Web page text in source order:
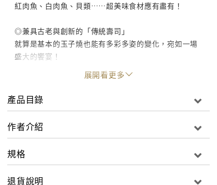
紅肉魚、白肉魚、貝類……超美味食材應有盡有！
◎兼具古老與創新的「傳統壽司」
就算是基本的玉子燒也能有多彩多姿的變化，宛如一場
盛大的饗宴！
◎盡情享用壽司的規則
就連日本人都不見得知道的吃壽司規則，你知道該如何
盡情享受美味料理又不失禮嗎？
◎ 壽司美味的原理
與現代的知識結合，不容錯過！
◎壽司專家的入門知識
展開看更多
產品目錄
作者介紹
規格
退貨說明